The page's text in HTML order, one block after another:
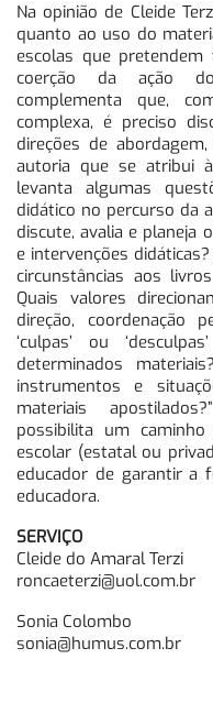
Na opinião de Cleide
quanto ao uso do
escolas que
coerção da ação
complementa que,
complexa, é preciso
direções de
autoria que se atribui
levanta algumas
didático no percurso da
discute, avalia e planeja
e intervenções didáticas?
circunstâncias aos
Quais valores
direção, coordenação
‘culpas’ ou
determinados
instrumentos e
materiais
possibilita um
escolar (estatal ou
educador de garantir a
educadora.
SERVIÇO
Cleide do Amaral Terzi
roncaeterzi@uol.com.br
Sonia Colombo
sonia@humus.com.br